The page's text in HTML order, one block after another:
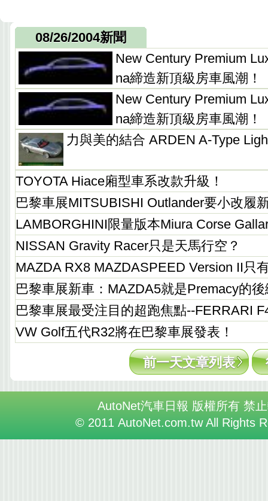
08/26/2004新聞
New Century Premium
na締造新頂級房車風潮！
New Century Premium
na締造新頂級房車風潮！
力與美的結合 ARDEN A-Type
TOYOTA Hiace廂型車系改款升級！
巴黎車展MITSUBISHI Outlander要小改履
LAMBORGHINI限量版本Miura Corse
NISSAN Gravity Racer只是天馬行空？
MAZDA RX8 MAZDASPEED Version II只
巴黎車展新車：MAZDA5就是Premacy的
巴黎車展最受注目的超跑焦點--FERRARI
VW Golf五代R32將在巴黎車展發表！
前一天文章列表
AutoNet汽車日報 版權所有 禁
© 2011 AutoNet.com.tw All Rights